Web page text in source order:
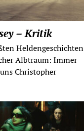
– Kritik
Heldengeschichten
Albtraum: Immer
Christopher